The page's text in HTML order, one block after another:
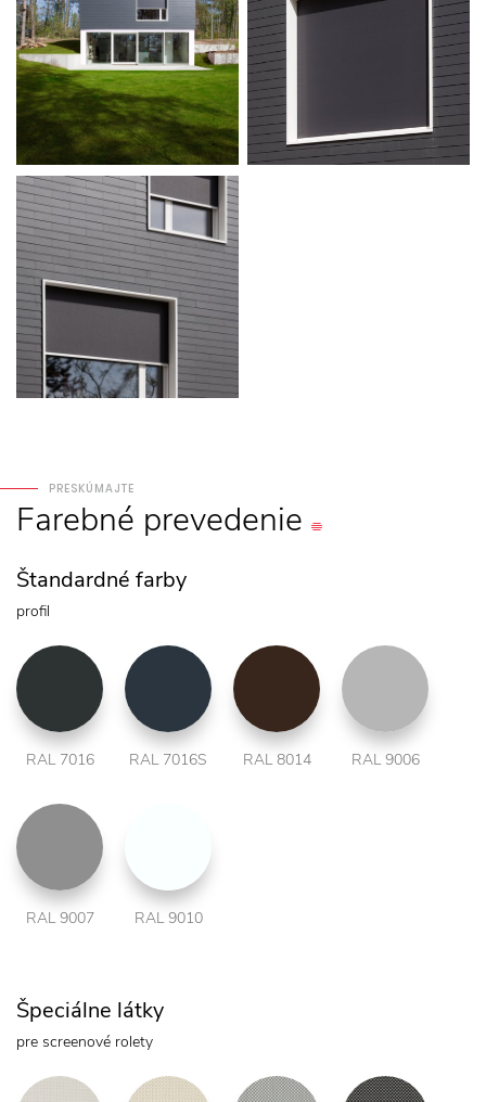
PRESKÚMAJTE
Farebné prevedenie
Štandardné farby
profil
RAL 7016 RAL 7016S RAL 8014 RAL 9006
RAL 9007 RAL 9010
Špeciálne látky
pre screenové rolety